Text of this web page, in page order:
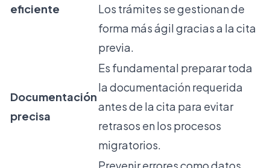
eficiente
Los trámites se gestionan de
forma más ágil gracias a la cita
previa.
Documentación
precisa
Es fundamental preparar toda
la documentación requerida
antes de la cita para evitar
retrasos en los procesos
migratorios.
Prevenir errores como datos